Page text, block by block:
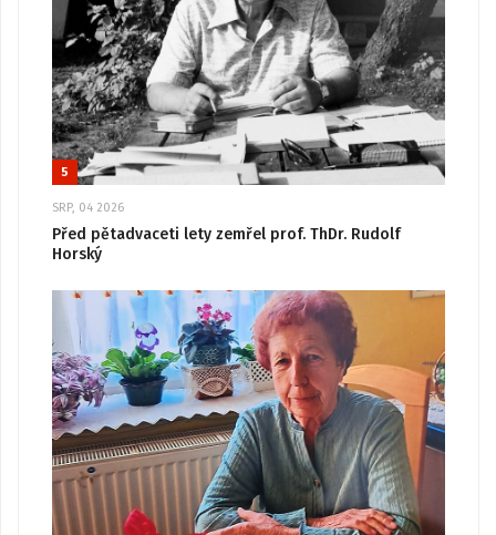
5
SRP, 04 2026
Před pětadvaceti lety zemřel prof. ThDr. Rudolf
Horský